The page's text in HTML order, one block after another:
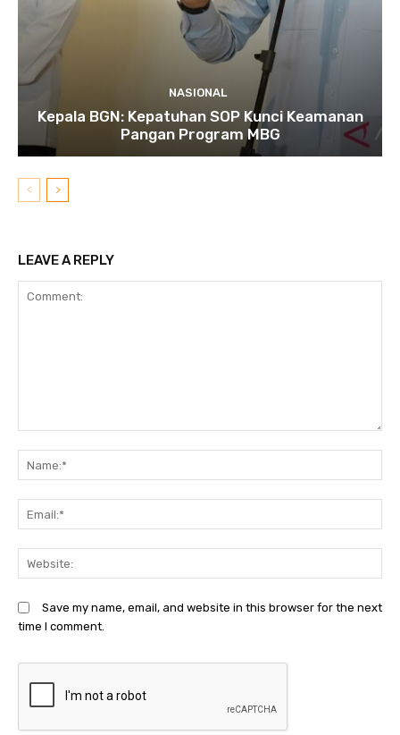
NASIONAL
Kepala BGN: Kepatuhan SOP Kunci Keamanan
Pangan Program MBG
LEAVE A REPLY
Save my name, email, and website in this browser for the next
time I comment.